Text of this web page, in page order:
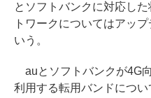
とソフトバンクに対応し
トワークについてはアッ
いう。
auとソフトバンクが4G
利用する転用バンドについ